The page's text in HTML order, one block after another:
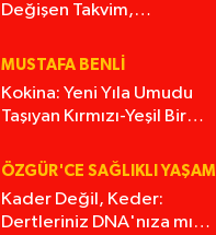
Değişen Takvim,
MUSTAFA BENLI
Kokina: Yeni Yıla Umudu
Taşıyan Kırmızı-Yeşil Bir
ÖZGÜR'CE SAĞLIKLI YAŞAM
Kader Değil, Keder:
Dertleriniz DNA'nıza mı